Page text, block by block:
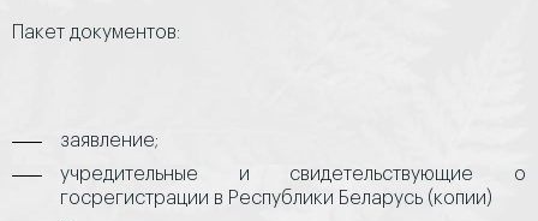
Пакет документов:
заявление;
учредительные и свидетельствующие о
госрегистрации в Республики Беларусь (копии)